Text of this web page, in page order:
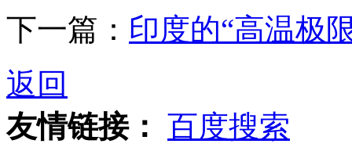
下一篇： 印度的“高温极
返回
友情链接： 百度搜索